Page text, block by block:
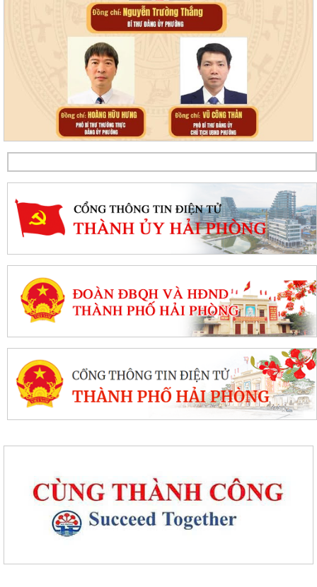
Quyết định về việc phê duyệt kết quả trúng đấu giá Quyền sử dụng đất
tại khu dân cư Liễu Tràng,...